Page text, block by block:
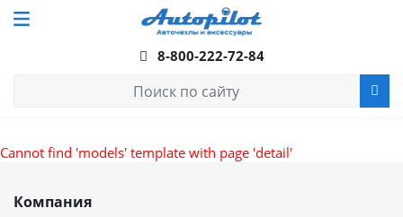
8-800-222-72-84
Cannot find 'models' template with page 'detail'
Компания